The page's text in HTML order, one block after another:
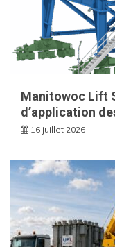
Manitowoc Lift
d’application
16 juillet 2026